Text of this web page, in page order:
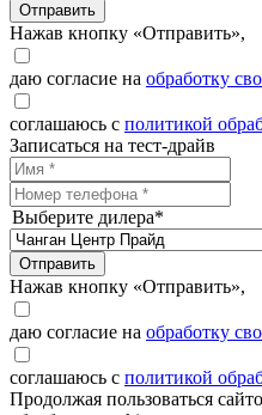
Отправить
Нажав кнопку «Отправить»,
даю согласие на обработку
соглашаюсь с политикой
Записаться на тест-драйв
Выберите дилера*
Отправить
Нажав кнопку «Отправить»,
даю согласие на обработку
соглашаюсь с политикой
Продолжая пользоваться